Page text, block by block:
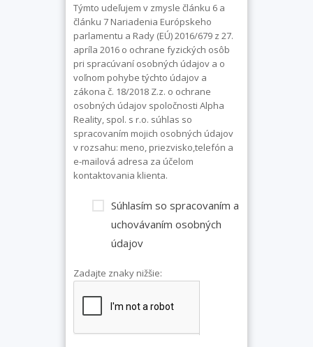
Týmto udeľujem v zmysle článku 6 a
článku 7 Nariadenia Európskeho
parlamentu a Rady (EÚ) 2016/679 z 27.
apríla 2016 o ochrane fyzických osôb
pri spracúvaní osobných údajov a o
voľnom pohybe týchto údajov a
zákona č. 18/2018 Z.z. o ochrane
osobných údajov spoločnosti Alpha
Reality, spol. s r.o. súhlas so
spracovaním mojich osobných údajov
v rozsahu: meno, priezvisko,telefón a
e-mailová adresa za účelom
kontaktovania klienta.
Súhlasím so spracovaním a
uchovávaním osobných
údajov
Zadajte znaky nižšie: